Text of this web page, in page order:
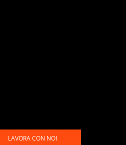
LAVORA CON NOI